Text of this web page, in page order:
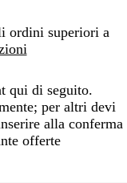
ordini superiori a
qui di seguito.
per altri devi
alla conferma
offerte